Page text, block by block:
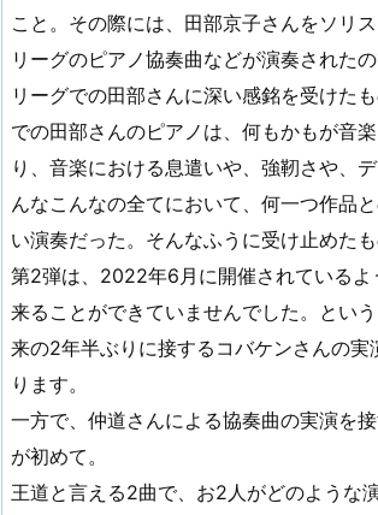
こと。その際には、田部京子さんをソリ
リーグのピアノ協奏曲などが演奏された
リーグでの田部さんに深い感銘を受けた
での田部さんのピアノは、何もかもが音
り、音楽における息遣いや、強靭さや、
んなこんなの全てにおいて、何一つ作品
い演奏だった。そんなふうに受け止めたも
第2弾は、2022年6月に開催されているよ
来ることができていませんでした。とい
来の2年半ぶりに接するコバケンさんの実
ります。
一方で、仲道さんによる協奏曲の実演を
が初めて。
王道と言える2曲で、お2人がどのような